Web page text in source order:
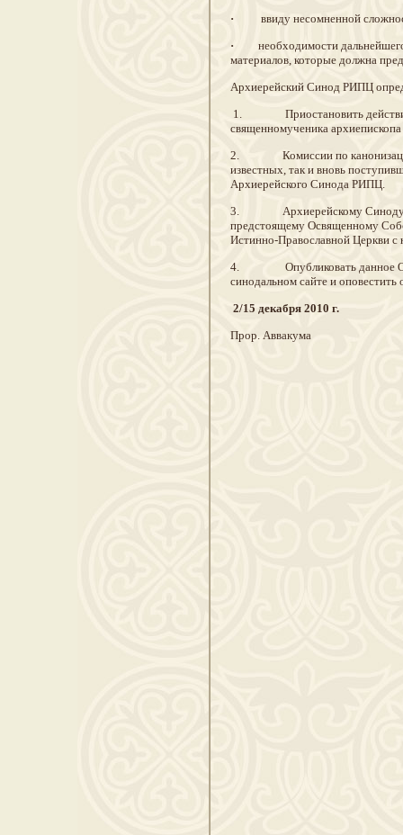
·
ввиду несомненной
·
необходимости дальнейшего
материалов, которые должна
Архиерейский Синод РИПЦ
1. Приостановить действие
священномученика
2. Комиссии по канонизации,
известных, так и вновь
Архиерейского Синода РИПЦ.
3. Архиерейскому Синоду
предстоящему Освященному
Истинно-Православной Церкви
4. Опубликовать данное
синодальном сайте и
2/15 декабря 2010 г.
Прор. Аввакума